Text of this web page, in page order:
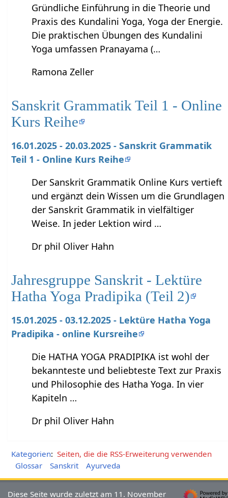
Gründliche Einführung in die Theorie und
Praxis des Kundalini Yoga, Yoga der Energie.
Die praktischen Übungen des Kundalini
Yoga umfassen Pranayama (…
Ramona Zeller
Sanskrit Grammatik Teil 1 - Online
Kurs Reihe
16.01.2025 - 20.03.2025 - Sanskrit Grammatik
Teil 1 - Online Kurs Reihe
Der Sanskrit Grammatik Online Kurs vertieft
und ergänzt dein Wissen um die Grundlagen
der Sanskrit Grammatik in vielfältiger
Weise. In jeder Lektion wird …
Dr phil Oliver Hahn
Jahresgruppe Sanskrit - Lektüre
Hatha Yoga Pradipika (Teil 2)
15.01.2025 - 03.12.2025 - Lektüre Hatha Yoga
Pradipika - online Kursreihe
Die HATHA YOGA PRADIPIKA ist wohl der
bekannteste und beliebteste Text zur Praxis
und Philosophie des Hatha Yoga. In vier
Kapiteln …
Dr phil Oliver Hahn
Kategorien: Seiten, die die RSS-Erweiterung verwenden
Glossar
Sanskrit Ayurveda
Diese Seite wurde zuletzt am 11. November